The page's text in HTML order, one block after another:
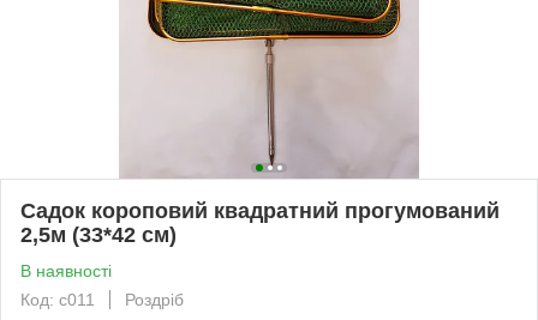
Садок короповий квадратний прогумований
2,5м (33*42 см)
В наявності
Код: с011
Роздріб